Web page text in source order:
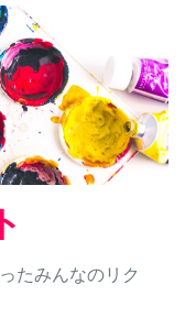
たみんなのリク